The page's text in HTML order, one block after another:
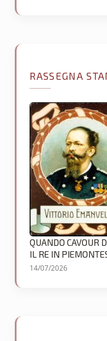
RASSEGNA
QUANDO CAVOUR
IL RE IN
14/07/2026